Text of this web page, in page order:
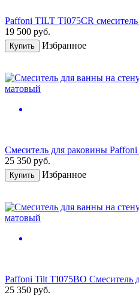
Paffoni TILT TI075CR
19 500 руб.
Купить Избранное
Смеситель для раковины
25 350 руб.
Купить Избранное
Paffoni Tilt TI075BO Смеситель
25 350 руб.